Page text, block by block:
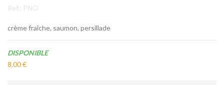
Ref.: PNO
crème fraîche, saumon, persillade
Disponibilité:
DISPONIBLE
8,00 €